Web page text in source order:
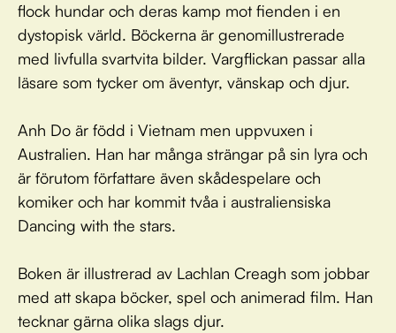
flock hundar och deras kamp mot fienden i en
dystopisk värld. Böckerna är genomillustrerade
med livfulla svartvita bilder. Vargflickan passar alla
läsare som tycker om äventyr, vänskap och djur.
Anh Do är född i Vietnam men uppvuxen i
Australien. Han har många strängar på sin lyra och
är förutom författare även skådespelare och
komiker och har kommit tvåa i australiensiska
Dancing with the stars.
Boken är illustrerad av Lachlan Creagh som jobbar
med att skapa böcker, spel och animerad film. Han
tecknar gärna olika slags djur.